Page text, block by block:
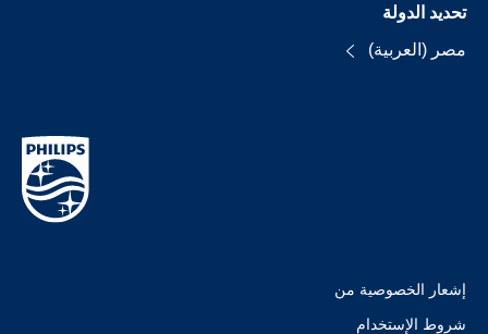
تحديد الدولة
مصر (العربية)
إشعار الخصوصية من
شروط الإستخدام